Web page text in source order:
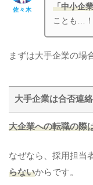
佐々木
「中小企
ことも…！
まずは大手企業の場
大手企業は合否連
大企業への転職の際
なぜなら、採用担当
らないからです。